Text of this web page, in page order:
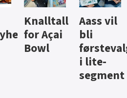
Brus og
jus fra
Berentsen
Hard
iste fra
Hansa